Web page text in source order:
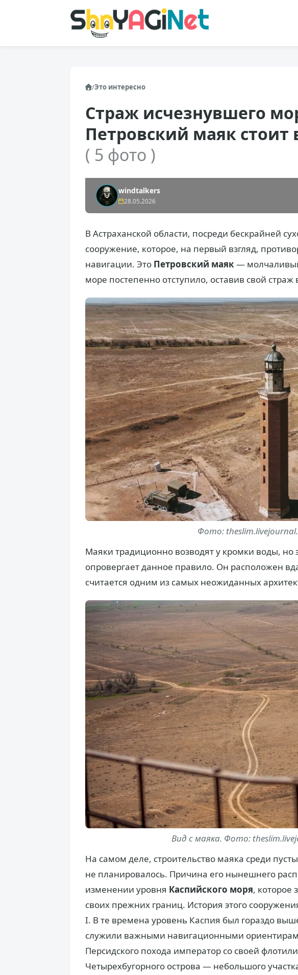
/Это интересно
Страж исчезнувшего
Петровский маяк стоит
( 5 фото )
windtalkers
28.05.2026
В Астраханской области, посреди бескрайней
сооружение, которое, на первый взгляд,
навигации. Это Петровский маяк—
море постепенно отступило, оставив свой страж
Фото:
Маяки традиционно возводят у кромки воды, но
опровергает данное правило. Он расположен
считается одним из самых неожиданных
Вид с маяка. Фото:
На самом деле, строительство маяка среди
не планировалось. Причина его нынешнего
изменении уровня Каспийского моря, которое
своих прежних границ. История этого
I. В те времена уровень Каспия был гораздо
служили важными навигационными
Персидского похода император со своей
Четырехбугорного острова — небольшого